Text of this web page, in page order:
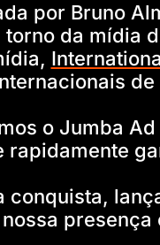
por Bruno
torno da mídia
o Jumba